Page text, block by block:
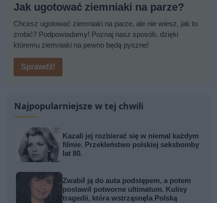
Jak ugotować ziemniaki na parze?
Chcesz ugotować ziemniaki na parze, ale nie wiesz, jak to
zrobić? Podpowiadamy! Poznaj nasz sposób, dzięki
któremu ziemniaki na pewno będą pyszne!
Sprawdź!
Najpopularniejsze w tej chwili
Kazali jej rozbierać się w niemal każdym
filmie. Przekleństwo polskiej seksbomby
lat 80.
Zwabił ją do auta podstępem, a potem
postawił potworne ultimatum. Kulisy
tragedii, która wstrząsnęła Polską